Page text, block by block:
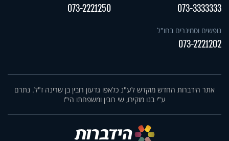
073-3333333
073-2221250
נופשים וסמינרים בחו"ל
073-2221202
אתר הידברות החדש מוקדש לע"נ כלאפו גדעון רובין בן שרינה ז"ל. נתרם
ע"י בנו מוקירו, שי רובין ומשפחתו הי"ו